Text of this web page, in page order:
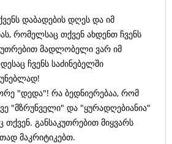
დაბადების დღეს და იმ
რომელსაც თქვენ ახდენთ ჩვენს
მადლობელი ვარ იმ
ჩვენს საძინებელში
"დედა"! რა ბედნიერებაა, რომ
"მზრუნველი" და "ყურადღებიანია"
განსაკუთრებით მიყვარს
მაკრიტიკებთ.